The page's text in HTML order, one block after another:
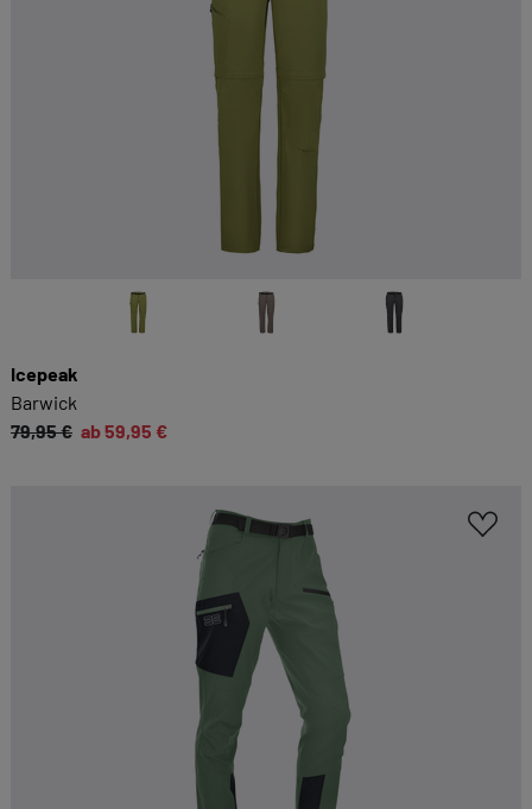
Icepeak
Barwick
79,95 € ab 59,95 €